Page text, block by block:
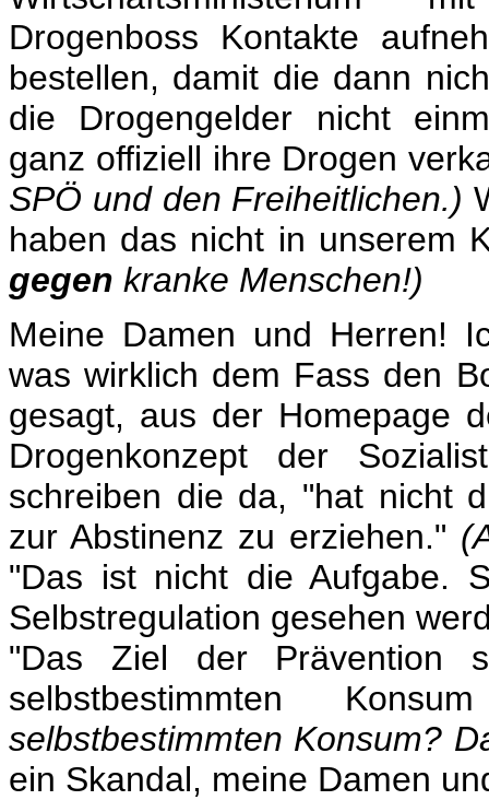
Drogenboss Kontakte
bestellen, damit die dann
die Drogengelder nicht
ganz offiziell ihre Drogen
SPÖ und den Freiheitlichen.)
haben das nicht in unserem
gegen kranke Menschen!)
Meine Damen und Herren!
was wirklich dem Fass den
gesagt, aus der Homepage
Drogenkonzept der
schreiben die da, "hat nicht
zur Abstinenz zu erziehen."
"Das ist nicht die Aufgabe.
Selbstregulation gesehen
"Das Ziel der Prävention
selbstbestimmten
selbstbestimmten Konsum?
ein Skandal, meine Damen